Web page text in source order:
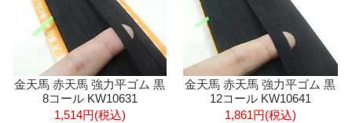
金天馬 赤天馬 強力平ゴム 黒
8コール KW10631
1,514円(税込)
金天馬 赤天馬 強力平ゴム 黒
12コール KW10641
1,861円(税込)